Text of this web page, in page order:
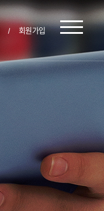
회원가입